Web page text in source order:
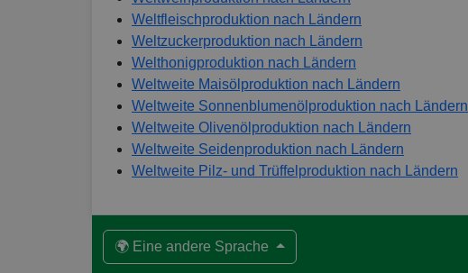
Weltfleischproduktion nach Ländern
Weltzuckerproduktion nach Ländern
Welthonigproduktion nach Ländern
Weltweite Maisölproduktion nach Ländern
Weltweite Sonnenblumenölproduktion nach Ländern
Weltweite Olivenölproduktion nach Ländern
Weltweite Seidenproduktion nach Ländern
Weltweite Pilz- und Trüffelproduktion nach Ländern
🌍 Eine andere Sprache